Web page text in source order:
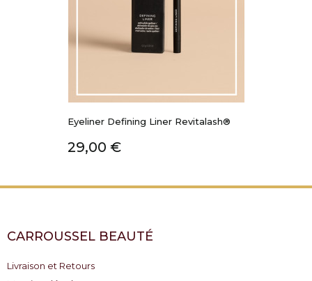
Eyeliner Defining Liner Revitalash®
Prix
29,00 €
CARROUSSEL BEAUTÉ
Livraison et Retours